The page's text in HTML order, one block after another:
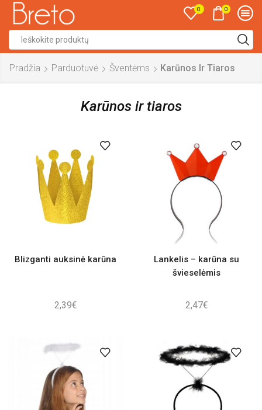
0 0
Pradžia Parduotuvė Šventėms Karūnos Ir Tiaros
Karūnos ir tiaros
Blizganti auksinė karūna
2,39€
Lankelis – karūna su
švieselėmis
2,47€